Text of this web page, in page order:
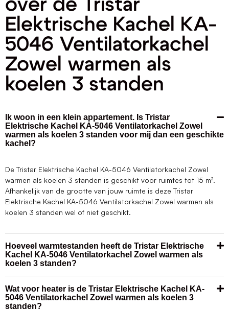
over de Tristar
Elektrische Kachel KA-
5046 Ventilatorkachel
Zowel warmen als
koelen 3 standen
Ik woon in een klein appartement. Is Tristar
Elektrische Kachel KA-5046 Ventilatorkachel Zowel
warmen als koelen 3 standen voor mij dan een geschikte
kachel?
De Tristar Elektrische Kachel KA-5046 Ventilatorkachel Zowel
warmen als koelen 3 standen is geschikt voor ruimtes tot 15 m².
Afhankelijk van de grootte van jouw ruimte is deze Tristar
Elektrische Kachel KA-5046 Ventilatorkachel Zowel warmen als
koelen 3 standen wel of niet geschikt.
Hoeveel warmtestanden heeft de Tristar Elektrische
Kachel KA-5046 Ventilatorkachel Zowel warmen als
koelen 3 standen?
Wat voor heater is de Tristar Elektrische Kachel KA-
5046 Ventilatorkachel Zowel warmen als koelen 3
standen?